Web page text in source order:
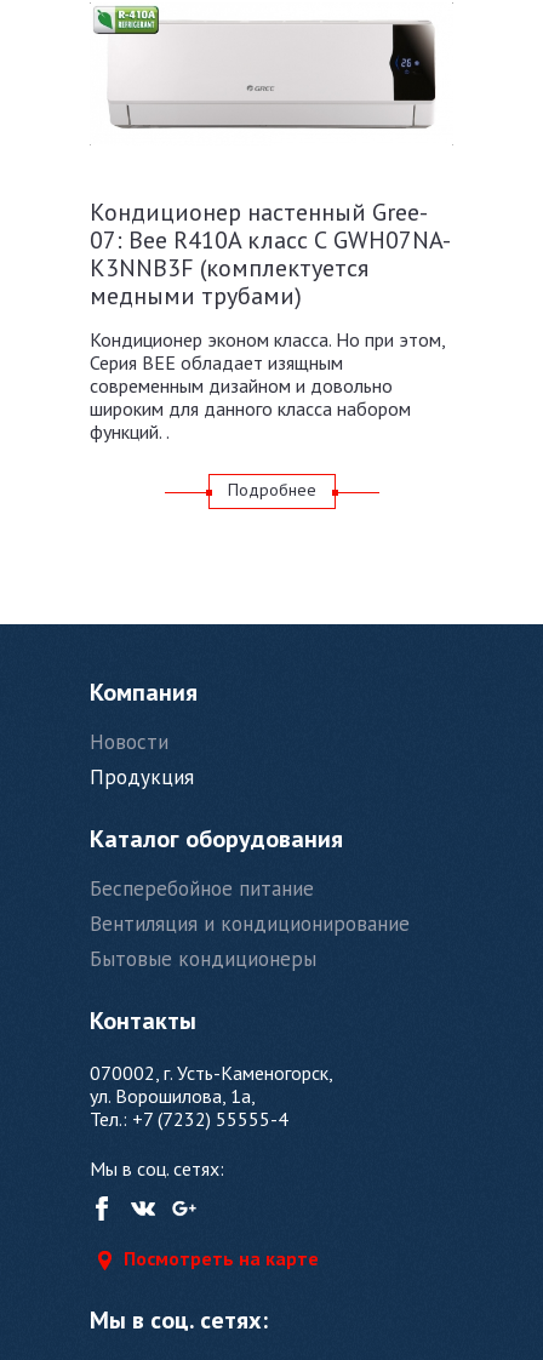
Кондиционер настенный Gree-
07: Bee R410A класс С GWH07NA-
K3NNB3F (комплектуется
медными трубами)
Кондиционер эконом класса. Но при этом,
Серия BEE обладает изящным
современным дизайном и довольно
широким для данного класса набором
функций. .
Подробнее
Компания
Новости
Продукция
Каталог оборудования
Бесперебойное питание
Вентиляция и кондиционирование
Бытовые кондиционеры
Контакты
070002, г. Усть-Каменогорск,
ул. Ворошилова, 1а,
Тел.: +7 (7232) 55555-4
Мы в соц. сетях:
Посмотреть на карте
Мы в соц. сетях: